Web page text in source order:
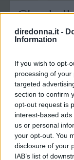
diredonna.it -
Information
If you wish to opt-
processing of
targeted
section to confirm
opt-out request is
interest-based
us or personal
your opt-out. You
disclosure of your
IAB’s list of
ricette
colazione, dal
alla chiffon cake
ELISA CECCUZZI